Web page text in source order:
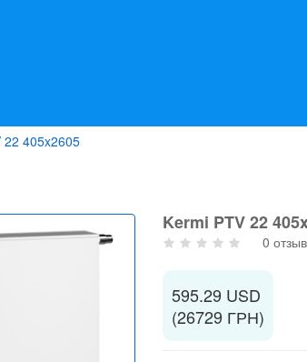
22 405x2605
Kermi PTV 22
0
595.29 USD
(26729 ГРН)